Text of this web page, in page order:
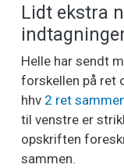
Lidt ekstra
Helle har sendt
forskellen på ret
hhv 2 ret
til venstre er
opskriften
sammen.